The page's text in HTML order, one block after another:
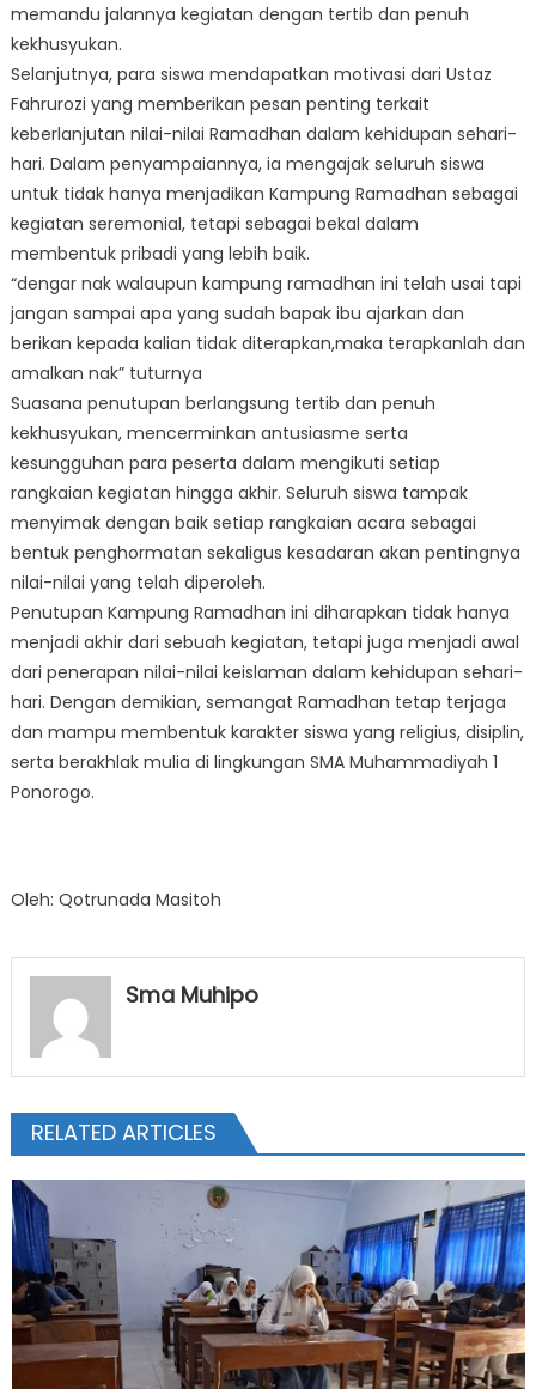
memandu jalannya kegiatan dengan tertib dan penuh
kekhusyukan.
Selanjutnya, para siswa mendapatkan motivasi dari Ustaz
Fahrurozi yang memberikan pesan penting terkait
keberlanjutan nilai-nilai Ramadhan dalam kehidupan sehari-
hari. Dalam penyampaiannya, ia mengajak seluruh siswa
untuk tidak hanya menjadikan Kampung Ramadhan sebagai
kegiatan seremonial, tetapi sebagai bekal dalam
membentuk pribadi yang lebih baik.
“dengar nak walaupun kampung ramadhan ini telah usai tapi
jangan sampai apa yang sudah bapak ibu ajarkan dan
berikan kepada kalian tidak diterapkan,maka terapkanlah dan
amalkan nak” tuturnya
Suasana penutupan berlangsung tertib dan penuh
kekhusyukan, mencerminkan antusiasme serta
kesungguhan para peserta dalam mengikuti setiap
rangkaian kegiatan hingga akhir. Seluruh siswa tampak
menyimak dengan baik setiap rangkaian acara sebagai
bentuk penghormatan sekaligus kesadaran akan pentingnya
nilai-nilai yang telah diperoleh.
Penutupan Kampung Ramadhan ini diharapkan tidak hanya
menjadi akhir dari sebuah kegiatan, tetapi juga menjadi awal
dari penerapan nilai-nilai keislaman dalam kehidupan sehari-
hari. Dengan demikian, semangat Ramadhan tetap terjaga
dan mampu membentuk karakter siswa yang religius, disiplin,
serta berakhlak mulia di lingkungan SMA Muhammadiyah 1
Ponorogo.
Oleh: Qotrunada Masitoh
Sma Muhipo
RELATED ARTICLES